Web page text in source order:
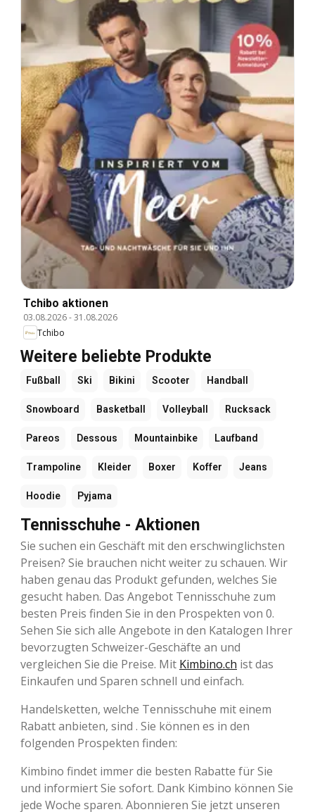
Tchibo aktionen
03.08.2026-31.08.2026
Tchibo
Weitere beliebte Produkte
Fußball Ski Bikini Scooter Handball
Snowboard Basketball Volleyball Rucksack
Pareos Dessous Mountainbike Laufband
Trampoline Kleider Boxer Koffer Jeans
Hoodie Pyjama
Tennisschuhe - Aktionen
Sie suchen ein Geschäft mit den erschwinglichsten
Preisen? Sie brauchen nicht weiter zu schauen. Wir
haben genau das Produkt gefunden, welches Sie
gesucht haben. Das Angebot Tennisschuhe zum
besten Preis finden Sie in den Prospekten von 0.
Sehen Sie sich alle Angebote in den Katalogen Ihrer
bevorzugten Schweizer-Geschäfte an und
vergleichen Sie die Preise. Mit Kimbino.ch ist das
Einkaufen und Sparen schnell und einfach.
Handelsketten, welche Tennisschuhe mit einem
Rabatt anbieten, sind . Sie können es in den
folgenden Prospekten finden:
Kimbino findet immer die besten Rabatte für Sie
und informiert Sie sofort. Dank Kimbino können Sie
jede Woche sparen. Abonnieren Sie jetzt unseren